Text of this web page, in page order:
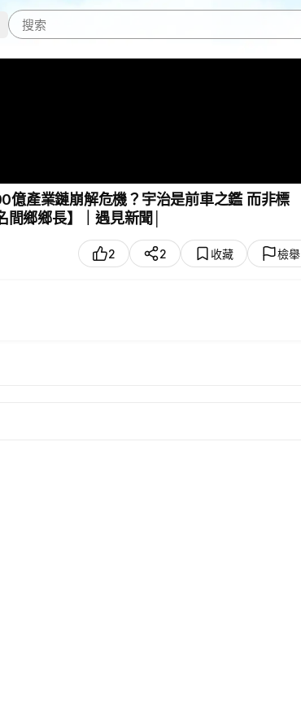
產業鏈崩解危機？宇治是前車之鑑 而非標
鄉鄉長】｜遇見新聞│
2 2 收藏 檢舉